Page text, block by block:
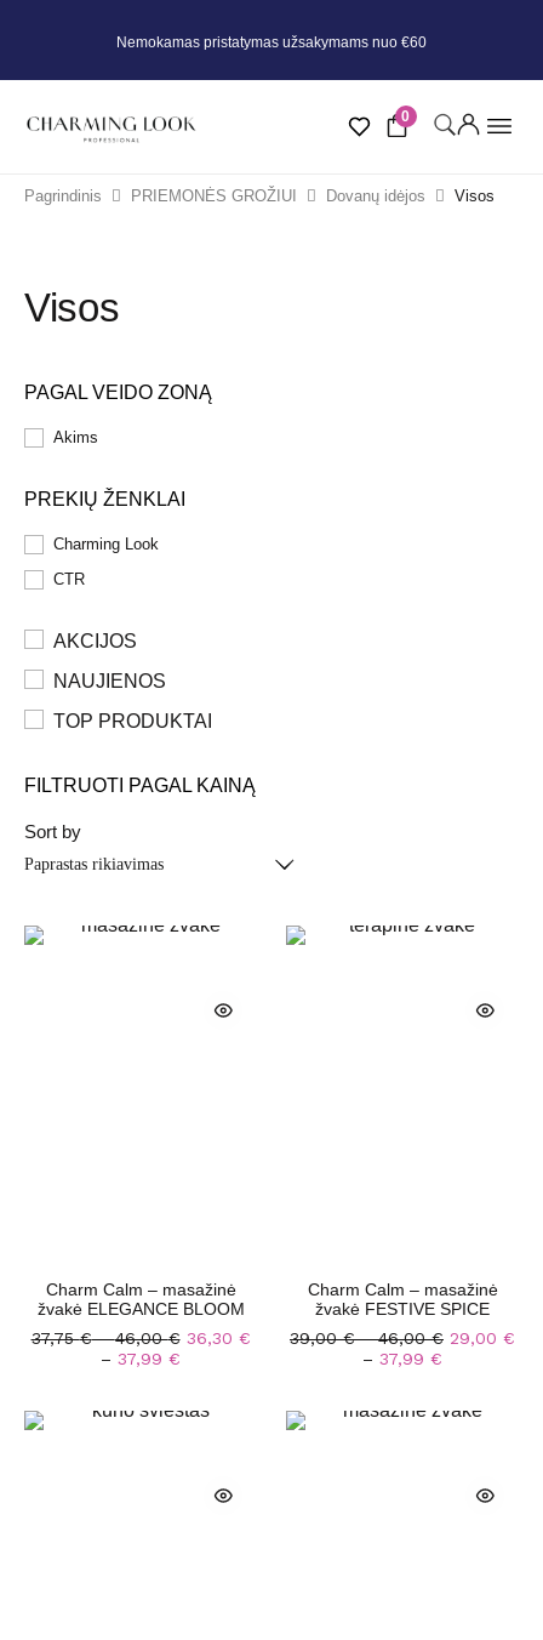
Nemokamas pristatymas užsakymams nuo €60
0
Pagrindinis PRIEMONĖS GROŽIUI Dovanų idėjos Visos
Visos
PAGAL VEIDO ZONĄ
Akims
PREKIŲ ŽENKLAI
Charming Look
CTR
AKCIJOS
NAUJIENOS
TOP PRODUKTAI
FILTRUOTI PAGAL KAINĄ
Sort by
Charm Calm – masažinė
žvakė ELEGANCE BLOOM
37,75€–46,00€ 36,30 €
– 37,99 €
Charm Calm – masažinė
žvakė FESTIVE SPICE
39,00€–46,00€ 29,00 €
– 37,99 €